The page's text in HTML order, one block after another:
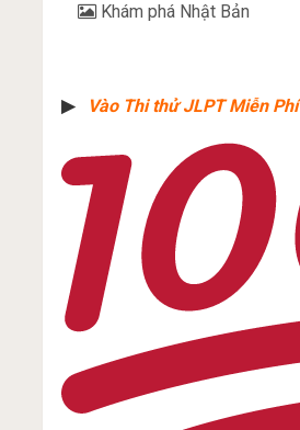
Khám phá Nhật Bản
▶︎ Vào Thi thử JLPT Miễn Phí